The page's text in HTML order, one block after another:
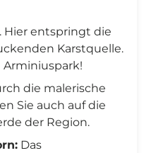
Hier entspringt die
Karstquelle.
Arminiuspark!
die malerische
Sie auch auf die
der Region.
Das